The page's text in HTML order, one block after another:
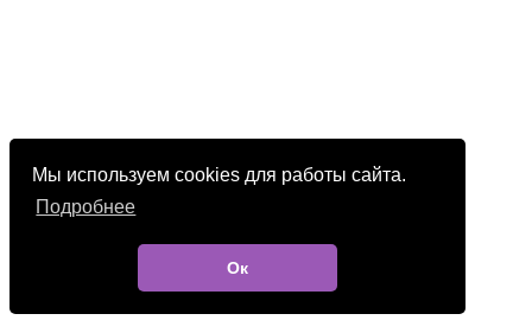
Мы используем cookies для работы сайта.
Подробнее
Ок